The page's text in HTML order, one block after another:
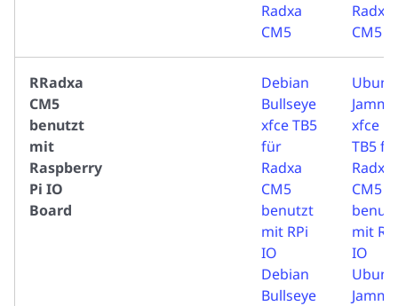
Radxa
CM5
Radxa
CM5
RRadxa
CM5
benutzt
mit
Raspberry
Pi IO
Board
Debian
Bullseye
xfce TB5
für
Radxa
CM5
benutzt
mit RPi
IO
Debian
Bullseye
Jammy
xfce
TB5
Radxa
CM5
mit RPi
IO
Jammy